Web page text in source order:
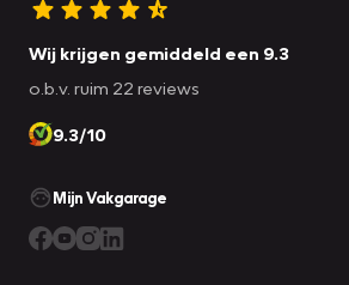
Wij krijgen gemiddeld een 9.3
o.b.v. ruim 22 reviews
9.3/10
Mijn Vakgarage